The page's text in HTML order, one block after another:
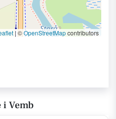
|©OpenStreetMapcontributors
Vemb